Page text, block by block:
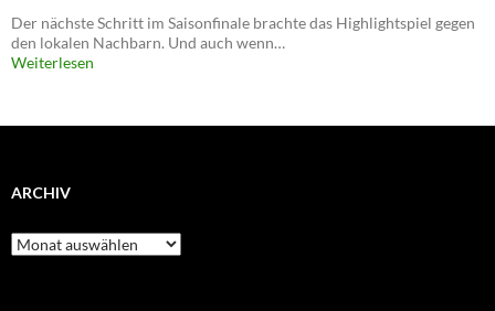
Der nächste Schritt im Saisonfinale brachte das Highlightspiel gegen
den lokalen Nachbarn. Und auch wenn…
Weiterlesen
ARCHIV
Archiv